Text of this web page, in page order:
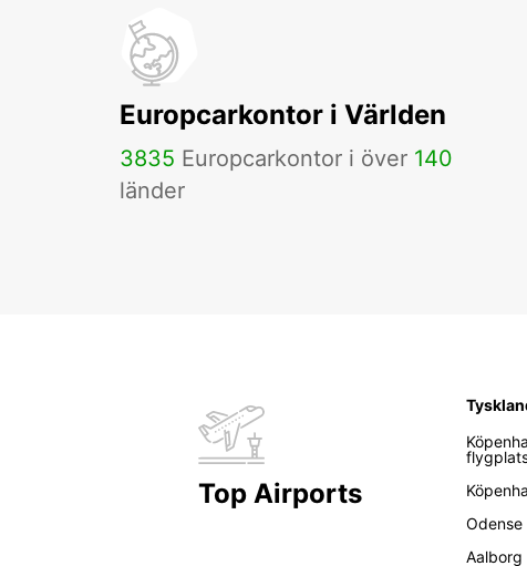
Europcarkontor i Världen
3835 Europcarkontor i över 140
länder
Top Airports
Odense
Aalborg